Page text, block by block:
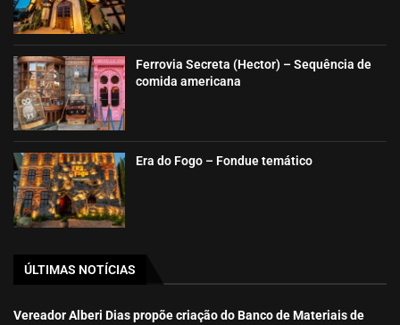
Ferrovia Secreta (Hector) – Sequência de
comida americana
Era do Fogo – Fondue temático
ÚLTIMAS NOTÍCIAS
Vereador Alberi Dias propõe criação do Banco de Materiais de